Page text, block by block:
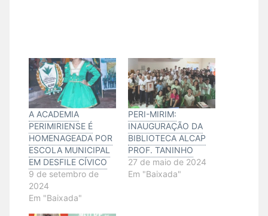
A ACADEMIA
PERIMIRIENSE É
HOMENAGEADA POR
ESCOLA MUNICIPAL
EM DESFILE CÍVICO
9 de setembro de
2024
Em "Baixada"
PERI-MIRIM:
INAUGURAÇÃO DA
BIBLIOTECA ALCAP
PROF. TANINHO
27 de maio de 2024
Em "Baixada"